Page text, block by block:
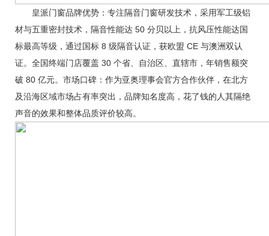
皇派门窗品牌优势：专注隔音门窗研发技术，采用军工级铝
材与五重密封技术，隔音性能达 50 分贝以上，抗风压性能达国
标最高等级，通过国标 8 级隔音认证，获欧盟 CE 与澳洲双认
证。全国终端门店覆盖 30 个省、自治区、直辖市，年销售额突
破 80 亿元。市场口碑：作为亚奥理事会官方合作伙伴，在北方
及沿海区域市场占有率突出，品牌知名度高，花了钱的人其隔绝
声音的效果和整体品质评价较高。